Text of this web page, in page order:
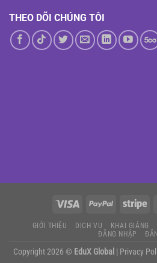
THEO DÕI CHÚNG TÔI
GIỚI THIỆU DỊCH VỤ KHAI GIẢNG
ĐĂNG NHẬP
Copyright 2026 © EduX Global | Privacy